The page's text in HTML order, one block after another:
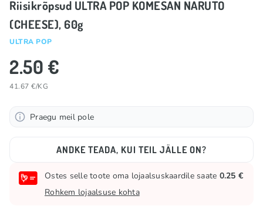
Riisikrõpsud ULTRA POP KOMESAN NARUTO
(CHEESE), 60g
ULTRA POP
2.50 €
41.67 €/KG
Praegu meil pole
ANDKE TEADA, KUI TEIL JÄLLE ON?
Ostes selle toote oma lojaalsuskaardile saate 0.25 €
Rohkem lojaalsuse kohta